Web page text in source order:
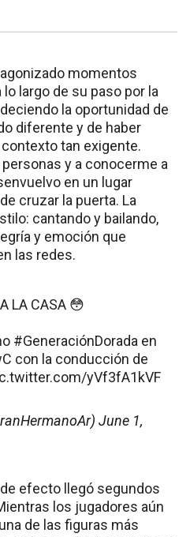
momentos
largo de su paso por la
la oportunidad de
diferente y de haber
tan exigente.
y a conocerme a
en un lugar
cruzar la puerta. La
cantando y bailando,
y emoción que
las redes.
LA CASA 😳
#GeneraciónDorada en
con la conducción de
yVf3fA1kVF
June 1,
efecto llegó segundos
los jugadores aún
de las figuras más